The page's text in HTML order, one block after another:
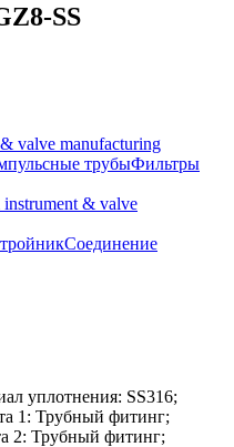
SS
valve manufacturing
трубыФильтры
& valve
Соединение
уплотнения: SS316;
1: Трубный фитинг;
2: Трубный фитинг;